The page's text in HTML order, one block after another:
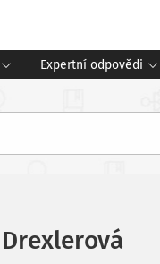
Expertní odpovědi